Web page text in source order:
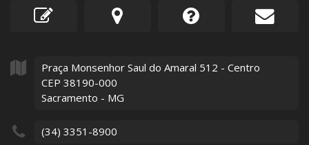
Praça Monsenhor Saul do Amaral 512 - Centro
CEP 38190-000
Sacramento - MG
(34) 3351-8900